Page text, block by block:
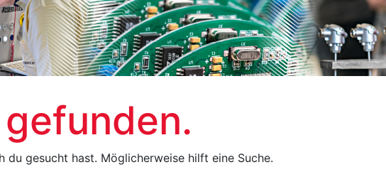
gesucht hast. Möglicherweise hilft eine Suche.